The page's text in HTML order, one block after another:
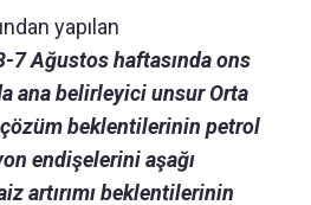
yapılan
7 Ağustos haftasında ons
ana belirleyici unsur Orta
beklentilerinin petrol
endişelerini aşağı
artırımı beklentilerinin